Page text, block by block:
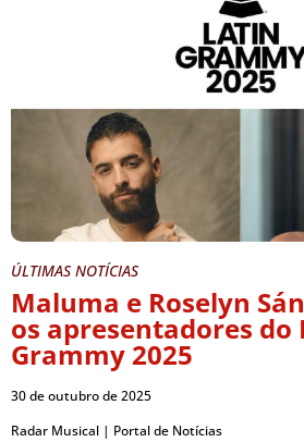
ÚLTIMAS NOTÍCIAS
Maluma e Roselyn
os apresentadores do
Grammy 2025
30 de outubro de 2025
Radar Musical | Portal de Notícias